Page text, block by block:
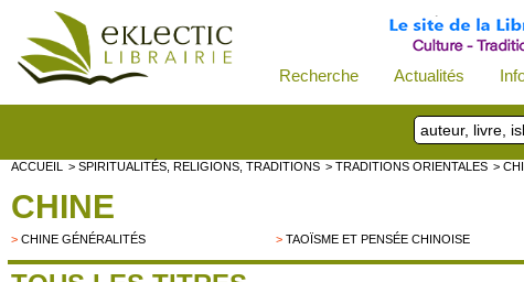
Recherche Actualités
ACCUEIL > SPIRITUALITÉS, RELIGIONS, TRADITIONS > TRADITIONS ORIENTALES >
CHINE
> CHINE GÉNÉRALITÉS >TAOÏSME ET PENSÉE CHINOISE